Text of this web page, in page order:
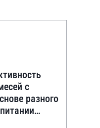
с
разного